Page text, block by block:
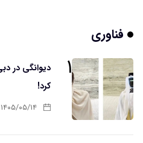
فناوری
۱
دیوانگی در
کرد!
۱۴۰۵/۰۵/۱۴ ۱۶:۱۰